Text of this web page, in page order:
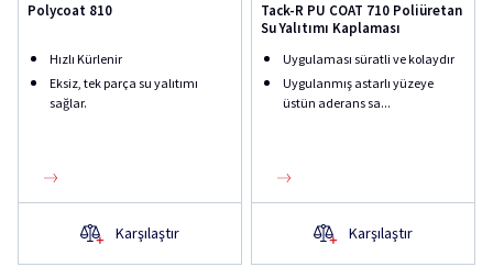
Polycoat 810
Hızlı Kürlenir
Eksiz, tek parça su yalıtımı
sağlar.
Karşılaştır
Tack-R PU COAT 710 Poliüretan
Su Yalıtımı Kaplaması
Uygulaması süratli ve kolaydır
Uygulanmış astarlı yüzeye
üstün aderans sa...
Karşılaştır